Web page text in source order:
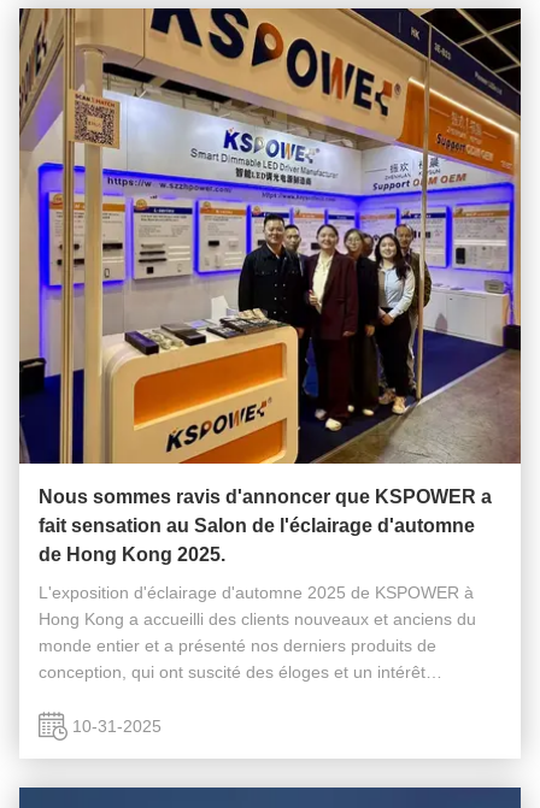
Nous sommes ravis d'annoncer que KSPOWER a
fait sensation au Salon de l'éclairage d'automne
de Hong Kong 2025.
L'exposition d'éclairage d'automne 2025 de KSPOWER à
Hong Kong a accueilli des clients nouveaux et anciens du
monde entier et a présenté nos derniers produits de
conception, qui ont suscité des éloges et un intérêt
énorme succès !
10-31-2025